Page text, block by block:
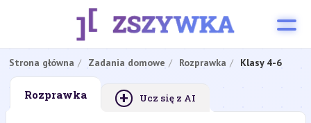
Strona główna Zadania domowe Rozprawka Klasy 4-6
Rozprawka + Ucz się z AI